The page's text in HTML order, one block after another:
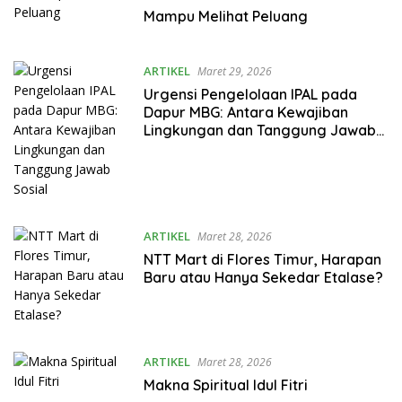
Mampu Melihat Peluang
ARTIKEL Maret 29, 2026
Urgensi Pengelolaan IPAL pada
Dapur MBG: Antara Kewajiban
Lingkungan dan Tanggung Jawab
ARTIKEL Maret 28, 2026
NTT Mart di Flores Timur, Harapan
Baru atau Hanya Sekedar Etalase?
ARTIKEL Maret 28, 2026
Makna Spiritual Idul Fitri